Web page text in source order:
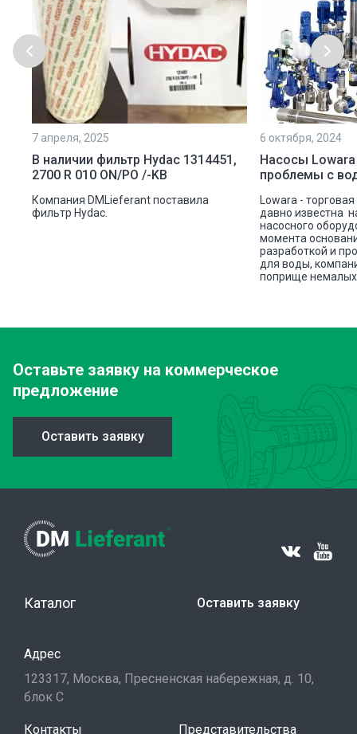
7 апреля, 2025
В наличии фильтр Hydac 1314451,
2700 R 010 ON/PO /-KB
Компания DMLieferant поставила
фильтр Hydac.
6 октября, 2024
Насосы
проблемы с
Lowara -
давно известна
насосного
момента
разработкой и
для воды,
поприще немалых
Оставьте заявку на коммерческое
предложение
Оставить заявку
Каталог Оставить заявку
Адрес
123317, Москва, Пресненская набережная, д. 10,
блок С
Контакты Представительства